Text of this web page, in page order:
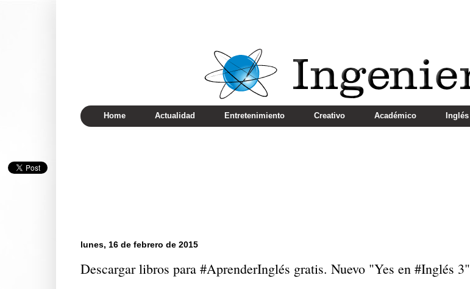
Home Actualidad Entretenimiento Creativo Académico Inglés
lunes, 16 de febrero de 2015
Descargar libros para #AprenderInglés gratis. Nuevo "Yes en #Inglés 3"